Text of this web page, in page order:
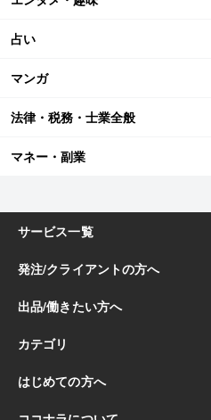
占い
マンガ
法律・税務・士業全般
マネー・副業